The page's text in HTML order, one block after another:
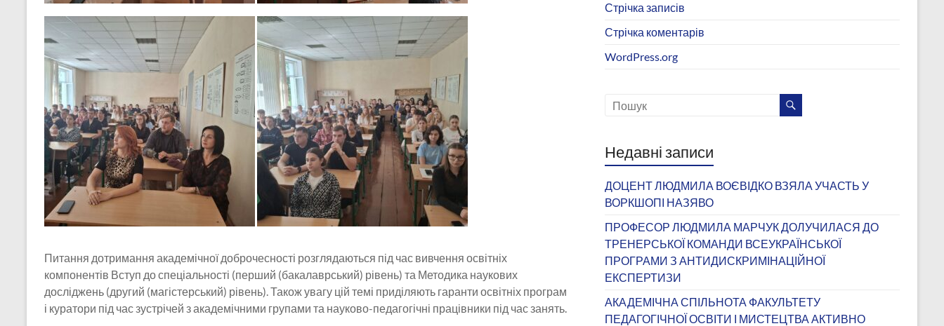
Питання дотримання академічної доброчесності розглядаються під час вивчення освітніх
компонентів Вступ до спеціальності (перший (бакалаврський) рівень) та Методика наукових
досліджень (другий (магістерський) рівень). Також увагу цій темі приділяють гаранти освітніх програм
і куратори під час зустрічей з академічними групами та науково-педагогічні працівники під час занять.
Стрічка записів
Стрічка коментарів
WordPress.org
Недавні записи
ДОЦЕНТ ЛЮДМИЛА ВОЄВІДКО ВЗЯЛА УЧАСТЬ У
ВОРКШОПІ НАЗЯВО
ПРОФЕСОР ЛЮДМИЛА МАРЧУК ДОЛУЧИЛАСЯ ДО
ТРЕНЕРСЬКОЇ КОМАНДИ ВСЕУКРАЇНСЬКОЇ
ПРОГРАМИ З АНТИДИСКРИМІНАЦІЙНОЇ
ЕКСПЕРТИЗИ
АКАДЕМІЧНА СПІЛЬНОТА ФАКУЛЬТЕТУ
ПЕДАГОГІЧНОЇ ОСВІТИ І МИСТЕЦТВА АКТИВНО